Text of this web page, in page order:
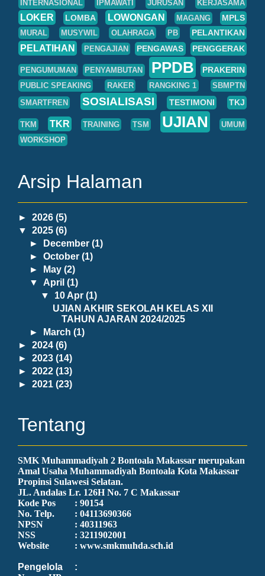
INTERNASIONAL
IPMAWATI JURUSAN KERJASAMA
LOKER LOMBA LOWONGAN MAGANG MPLS
MURAL MUSYWIL OLAHRAGA PB PELANTIKAN
PELATIHAN PENGAJIAN PENGAWAS PENGGERAK
PENGUMUMAN PENYAMBUTAN PPDB PRAKERIN
PUBLIC SPEAKING RAKER RANGKING 1
SBMPTN
SMARTFREN
SOSIALISASI TESTIMONI TKJ
TKM TKR TRAINING TSM UJIAN
UMUM
WORKSHOP
Arsip Halaman
► 2026 (5)
▼ 2025 (6)
►
December(1)
►October(1)
►
May(2)
▼ April(1)
▼ 10 Apr(1)
UJIAN AKHIR SEKOLAH KELAS XII
TAHUN AJARAN 2024/2025
►
March(1)
► 2024 (6)
► 2023 (14)
► 2022 (13)
► 2021 (23)
Tentang
SMK Muhammadiyah 2 Bontoala Makassar merupakan
Amal Usaha Muhammadiyah Bontoala Kota Makassar
Propinsi Sulawesi Selatan.
JL. Andalas Lr. 126H No. 7 C Makassar
Kode Pos
: 90154
No. Telp.
: 04113690366
NPSN
: 40311963
NSS
: 3211902001
Website
: www.smkmuhda.sch.id
Pengelola
: